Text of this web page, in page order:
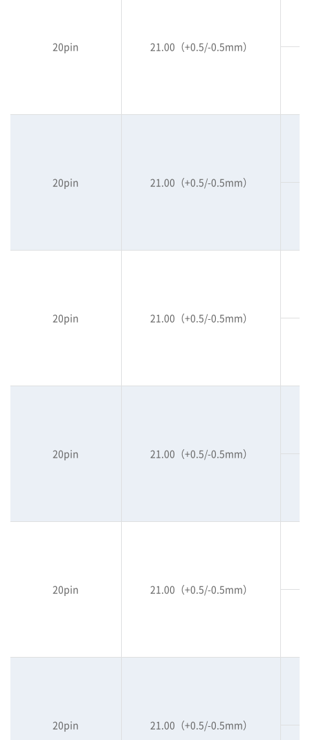
20pin 21.00（+0.5/-0.5mm）
20pin 21.00（+0.5/-0.5mm）
20pin 21.00（+0.5/-0.5mm）
20pin 21.00（+0.5/-0.5mm）
20pin 21.00（+0.5/-0.5mm）
20pin 21.00（+0.5/-0.5mm）